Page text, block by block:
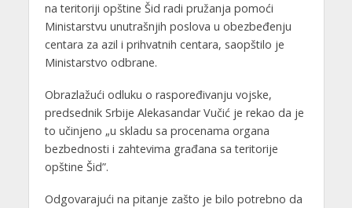
na teritoriji opštine Šid radi pružanja pomoći
Ministarstvu unutrašnjih poslova u obezbeđenju
centara za azil i prihvatnih centara, saopštilo je
Ministarstvo odbrane.
Obrazlažući odluku o raspoređivanju vojske,
predsednik Srbije Alekasandar Vučić je rekao da je
to učinjeno „u skladu sa procenama organa
bezbednosti i zahtevima građana sa teritorije
opštine Šid”.
Odgovarajući na pitanje zašto je bilo potrebno da